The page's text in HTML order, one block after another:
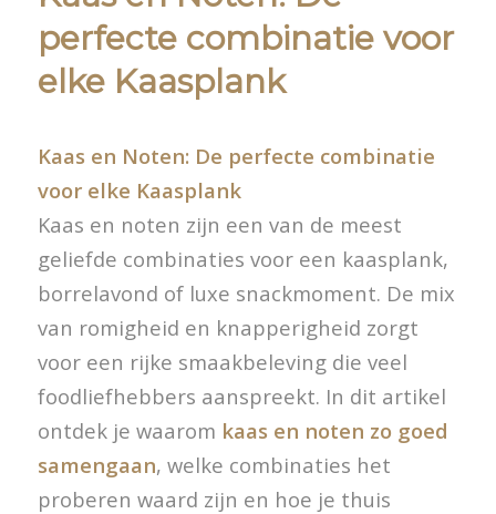
perfecte combinatie voor
elke Kaasplank
Kaas en Noten: De perfecte combinatie
voor elke Kaasplank
Kaas en noten zijn een van de meest
geliefde combinaties voor een kaasplank,
borrelavond of luxe snackmoment. De mix
van romigheid en knapperigheid zorgt
voor een rijke smaakbeleving die veel
foodliefhebbers aanspreekt. In dit artikel
ontdek je waarom kaas en noten zo goed
samengaan, welke combinaties het
proberen waard zijn en hoe je thuis